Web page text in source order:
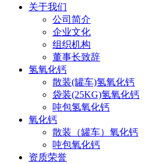
关于我们
公司简介
企业文化
组织机构
董事长致辞
氢氧化钙
散装(罐车)氢氧化钙
袋装(25KG)氢氧化钙
吨包氢氧化钙
氧化钙
散装（罐车）氧化钙
吨包氧化钙
资质荣誉